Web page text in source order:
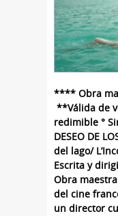
**** Obra
**Válida de
redimible °
DESEO DE
del lago/
Escrita y
Obra
del cine
un director